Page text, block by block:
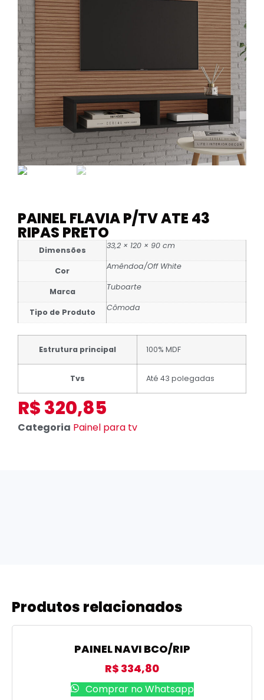
PAINEL FLAVIA P/TV ATE 43
RIPAS PRETO
Dimensões 33,2 × 120 × 90 cm
Cor Amêndoa/Off White
Marca Tuboarte
Tipo de Produto Cômoda
Estrutura principal 100% MDF
Tvs Até 43 polegadas
R$320,85
Categoria Painel para tv
Produtos relacionados
PAINEL NAVI BCO/RIP
R$ 334,80
Comprar no Whatsapp